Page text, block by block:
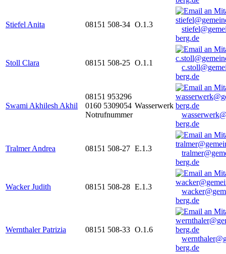
Stiefel Anita 08151 508-34 O.1.3
berg.de
Stoll Clara 08151 508-25 O.1.1
berg.de
Swami Akhilesh Akhil
08151 953296
0160 5309054
Notrufnummer
Wasserwerk
berg.de
Tralmer Andrea 08151 508-27 E.1.3
berg.de
Wacker Judith 08151 508-28 E.1.3
berg.de
Wernthaler Patrizia 08151 508-33 O.1.6
berg.de